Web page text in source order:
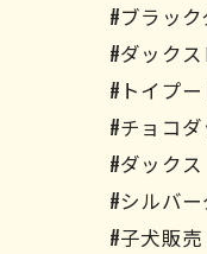
#ブラック
#ダック
#トイプ
#チョコ
#ダックス
#シルバ
#子犬販売